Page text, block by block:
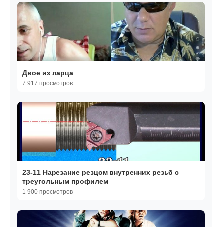
Двое из ларца
7 917 просмотров
23-11 Нарезание резцом внутренних резьб с
треугольным профилем
1 900 просмотров